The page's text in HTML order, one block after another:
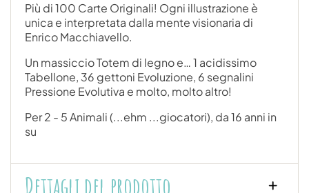
Più di 100 Carte Originali! Ogni illustrazione è
unica e interpretata dalla mente visionaria di
Enrico Macchiavello.
Un massiccio Totem di legno e… 1 acidissimo
Tabellone, 36 gettoni Evoluzione, 6 segnalini
Pressione Evolutiva e molto, molto altro!
Per 2 - 5 Animali (...ehm ...giocatori), da 16 anni in
su
Dettagli del prodotto